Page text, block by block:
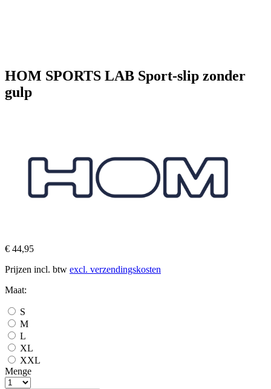
HOM SPORTS LAB Sport-slip zonder
gulp
€ 44,95
Prijzen incl. btw excl. verzendingskosten
Maat:
S
M
L
XL
XXL
Menge